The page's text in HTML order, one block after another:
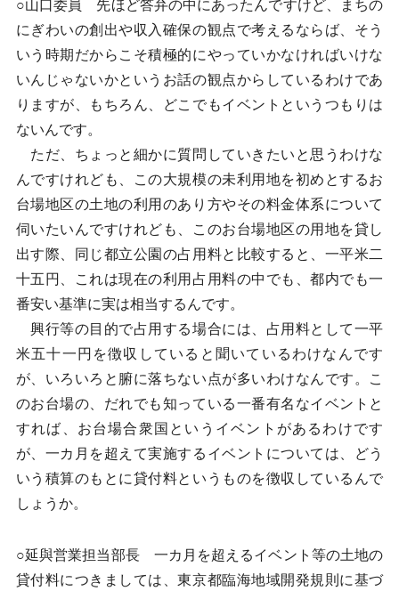
○山口委員 先ほど答弁の中にあったんですけど、まちの
にぎわいの創出や収入確保の観点で考えるならば、そう
いう時期だからこそ積極的にやっていかなければいけな
いんじゃないかというお話の観点からしているわけであ
りますが、もちろん、どこでもイベントというつもりは
ないんです。
ただ、ちょっと細かに質問していきたいと思うわけな
んですけれども、この大規模の未利用地を初めとするお
台場地区の土地の利用のあり方やその料金体系について
伺いたいんですけれども、このお台場地区の用地を貸し
出す際、同じ都立公園の占用料と比較すると、一平米二
十五円、これは現在の利用占用料の中でも、都内でも一
番安い基準に実は相当するんです。
興行等の目的で占用する場合には、占用料として一平
米五十一円を徴収していると聞いているわけなんです
が、いろいろと腑に落ちない点が多いわけなんです。こ
のお台場の、だれでも知っている一番有名なイベントと
すれば、お台場合衆国というイベントがあるわけです
が、一カ月を超えて実施するイベントについては、どう
いう積算のもとに貸付料というものを徴収しているんで
しょうか。
○延與営業担当部長 一カ月を超えるイベント等の土地の
貸付料につきましては、東京都臨海地域開発規則に基づ